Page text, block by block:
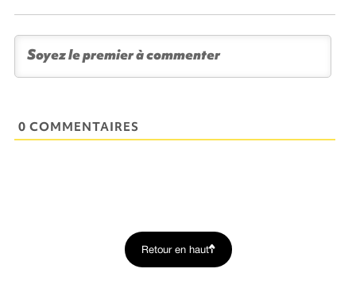
0 COMMENTAIRES
Retour en haut